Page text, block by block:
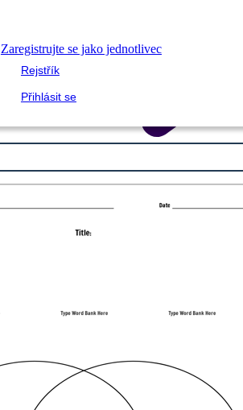
Zaregistrujte se jako jednotlivec
Rejstřík
Přihlásit se